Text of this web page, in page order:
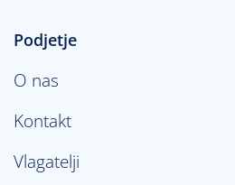
Podjetje
O nas
Kontakt
Vlagatelji